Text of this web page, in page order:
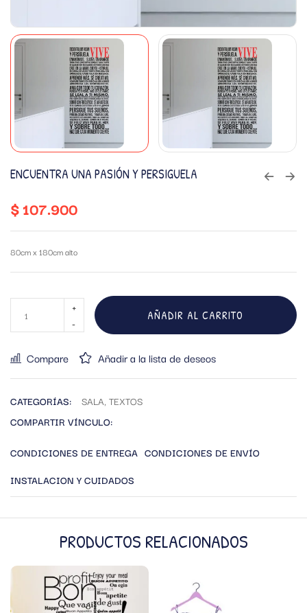
ENCUENTRA UNA PASIÓN Y PERSIGUELA
$107.900
80cm x 180cm alto
AÑADIR AL CARRITO
Compare Añadir a la lista de deseos
CATEGORÍAS: SALA, TEXTOS
COMPARTIR VÍNCULO:
CONDICIONES DE ENTREGA CONDICIONES DE ENVÍO
INSTALACION Y CUIDADOS
PRODUCTOS RELACIONADOS